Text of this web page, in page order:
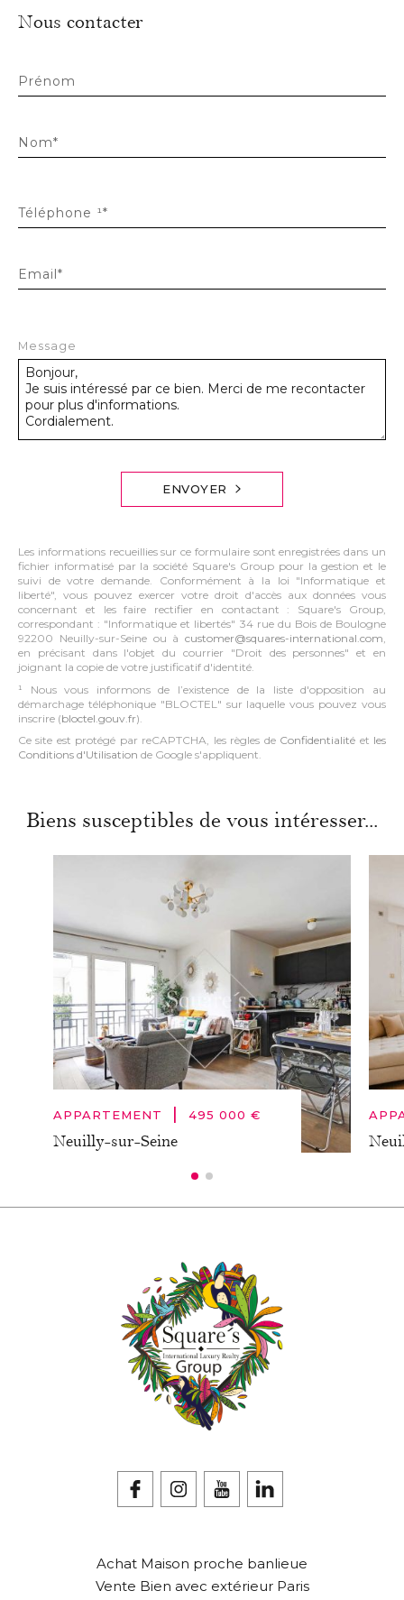
Nous contacter
Prénom
Nom*
Téléphone ¹*
Email*
Message
ENVOYER
Les informations recueillies sur ce formulaire sont enregistrées dans un
fichier informatisé par la société Square's Group pour la gestion et le
suivi de votre demande. Conformément à la loi "Informatique et
liberté", vous pouvez exercer votre droit d'accès aux données vous
concernant et les faire rectifier en contactant : Square's Group,
correspondant : "Informatique et libertés" 34 rue du Bois de Boulogne
92200 Neuilly-sur-Seine ou à customer@squares-international.com,
en précisant dans l'objet du courrier "Droit des personnes" et en
joignant la copie de votre justificatif d'identité.
¹ Nous vous informons de l’existence de la liste d'opposition au
démarchage téléphonique "BLOCTEL" sur laquelle vous pouvez vous
inscrire (bloctel.gouv.fr).
Ce site est protégé par reCAPTCHA, les règles de Confidentialité et les
Conditions d'Utilisation de Google s'appliquent.
Biens susceptibles de vous intéresser...
APPARTEMENT 495 000 €
Neuilly-sur-Seine
Achat Maison proche banlieue
Vente Bien avec extérieur Paris